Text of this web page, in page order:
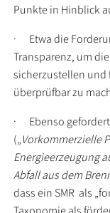
Punkte in Hinblick
·
Etwa die
Transparenz, um
sicherzustellen
überprüfbar zu
·
Ebenso
(„Vorkommerzielle
Energieerzeugung
Abfall aus dem
dass ein SMR als